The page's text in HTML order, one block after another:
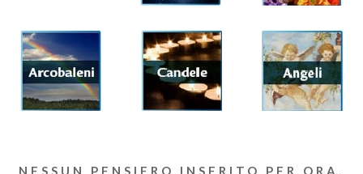
NESSUN PENSIERO INSERITO PER ORA.